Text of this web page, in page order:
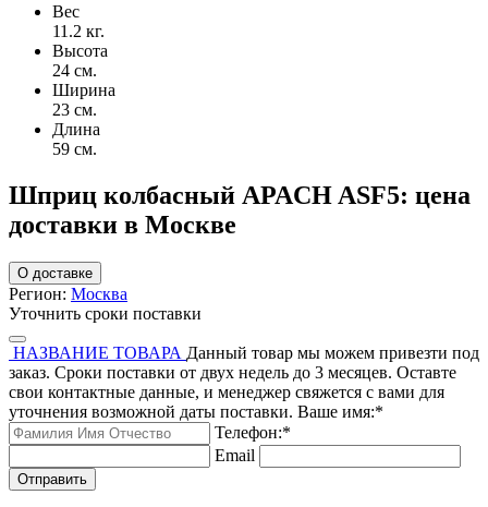
Вес
11.2 кг.
Высота
24 см.
Ширина
23 см.
Длина
59 см.
Шприц колбасный APACH ASF5: цена
доставки в Москве
О доставке
Регион: Москва
Уточнить сроки поставки
НАЗВАНИЕ ТОВАРА Данный товар мы можем привезти под
заказ. Сроки поставки от двух недель до 3 месяцев. Оставте
свои контактные данные, и менеджер свяжется с вами для
уточнения возможной даты поставки. Ваше имя:*
Телефон:*
Email
Отправить